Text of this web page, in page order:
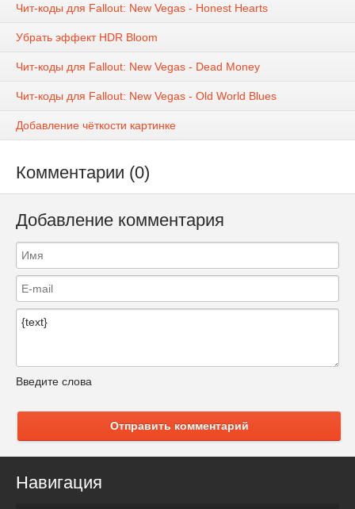
Чит-коды для Fallout: New Vegas - Honest Hearts
Убрать эффект HDR Bloom
Чит-коды для Fallout: New Vegas - Dead Money
Чит-коды для Fallout: New Vegas - Old World Blues
Добавление чёткости картинке
Комментарии (0)
Добавление комментария
Введите слова
Отправить комментарий
Навигация